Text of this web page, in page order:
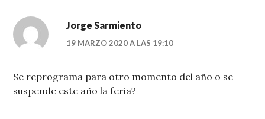
Jorge Sarmiento
19 MARZO 2020 A LAS 19:10
Se reprograma para otro momento del año o se
suspende este año la feria?